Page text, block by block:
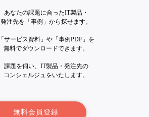
あなたの課題に合ったIT製品・
発注先を「事例」から探せます。
「サービス資料」や「事例PDF」を
無料でダウンロードできます。
課題を伺い、IT製品・発注先の
コンシェルジュをいたします。
無料会員登録